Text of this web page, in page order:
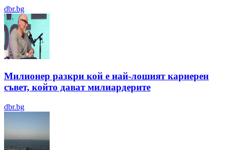
dbr.bg
Милионер разкри кой е най-лошият кариерен
съвет, който дават милиардерите
dbr.bg